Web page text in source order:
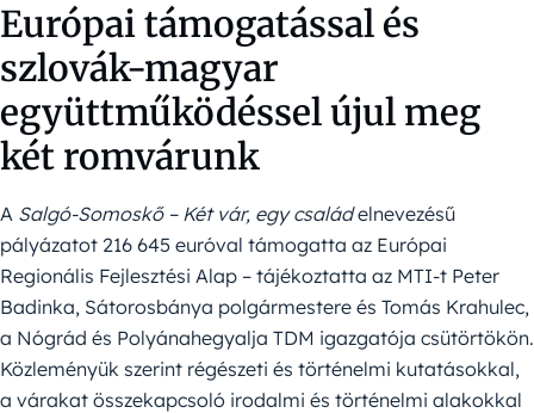
Európai támogatással és
szlovák-magyar
együttműködéssel újul meg
két romvárunk
A Salgó-Somoskő – Két vár, egy családelnevezésű
pályázatot 216 645 euróval támogatta az Európai
Regionális Fejlesztési Alap – tájékoztatta az MTI-t Peter
Badinka, Sátorosbánya polgármestere és Tomás Krahulec,
a Nógrád és Polyánahegyalja TDM igazgatója csütörtökön.
Közleményük szerint régészeti és történelmi kutatásokkal,
a várakat összekapcsoló irodalmi és történelmi alakokkal